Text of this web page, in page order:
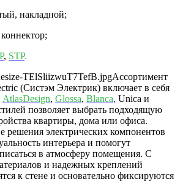
накладной;
, STP.
Ассортимент
(Систэм Электрик) включает в себя
AtlasDesign, Glossa, Blanca, Unica и
позволяет выбрать подходящую
квартиры, дома или офиса.
решения электрических компонентов
интерьера и помогут
в атмосферу помещения. С
и надежных креплений
к стене и основательно фиксируются